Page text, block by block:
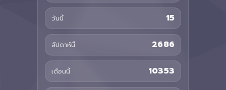
วันนี้ 15
สัปดาห์นี้ 2686
เดือนนี้ 10353